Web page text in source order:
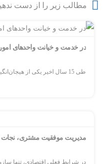
مطالب زیر را از دست
در خدمت و خیانت واحدهای
طی 15 سال اخیر یکی از هیجان‌انگیزترین و جذاب‌ترین کارهای...
مدیریت موفقیت مشتری، نجات
در شرایط فعلی اقتصادی، تنها